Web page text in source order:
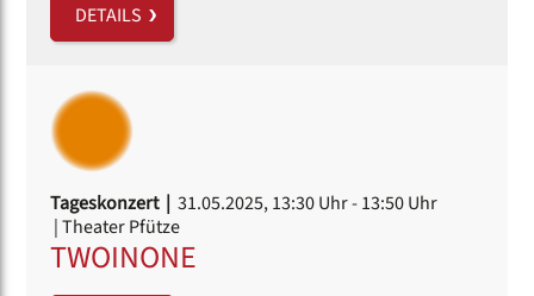
DETAILS
Tageskonzert | 31.05.2025, 13:30 Uhr- 13:50 Uhr
| Theater Pfütze
TWOINONE